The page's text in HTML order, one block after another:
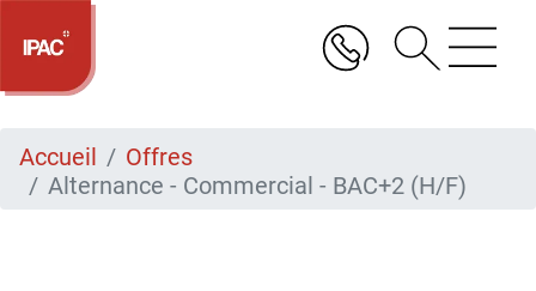
Aller
contenu
Accueil
Offres
Alternance - Commercial - BAC+2 (H/F)